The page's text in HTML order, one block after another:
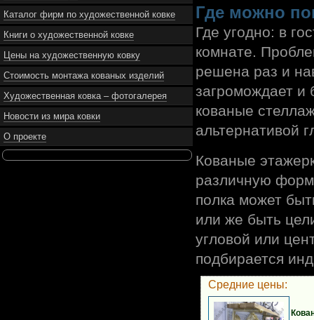
Каталог фирм по художественной ковке
Книги о художественной ковке
Цены на художественную ковку
Стоимость монтажа кованых изделий
Художественная ковка – фотогалерея
Новости из мира ковки
О проекте
Где можно
Где угодно: в
комнате.
решена раз и
загромождает и
кованые
альтернативой
Кованые
различную
полка может
или же быть
угловой или
подбирается
Средние цены: